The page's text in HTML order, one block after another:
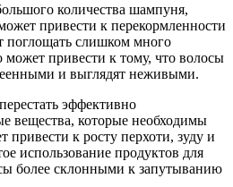
количества шампуня,
привести к перекормленности
поглощать слишком много
привести к тому, что волосы
и выглядят неживыми.
эффективно
вещества, которые необходимы
привести к росту перхоти, зуду и
использование продуктов для
более склонными к запутыванию